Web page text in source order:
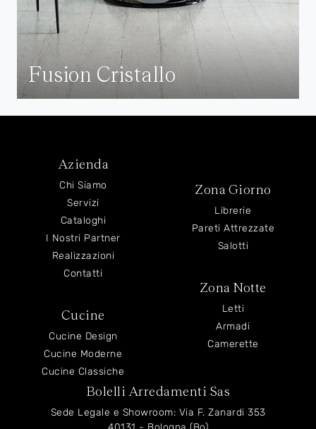
Fusion Cristallo
Azienda
Chi Siamo
Servizi
Cataloghi
I Nostri Partner
Realizzazioni
Contatti
Cucine
Cucine Design
Cucine Moderne
Cucine Classiche
Zona Giorno
Librerie
Pareti Attrezzate
Salotti
Zona Notte
Letti
Armadi
Camerette
Bolelli Arredamenti Sas
Sede Legale e Showroom: Via F. Zanardi 353